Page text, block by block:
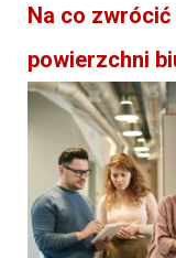
Na co
powierzchni